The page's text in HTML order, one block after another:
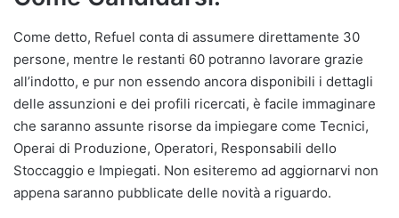
Come detto, Refuel conta di assumere direttamente 30
persone, mentre le restanti 60 potranno lavorare grazie
all’indotto, e pur non essendo ancora disponibili i dettagli
delle assunzioni e dei profili ricercati, è facile immaginare
che saranno assunte risorse da impiegare come Tecnici,
Operai di Produzione, Operatori, Responsabili dello
Stoccaggio e Impiegati. Non esiteremo ad aggiornarvi non
appena saranno pubblicate delle novità a riguardo.